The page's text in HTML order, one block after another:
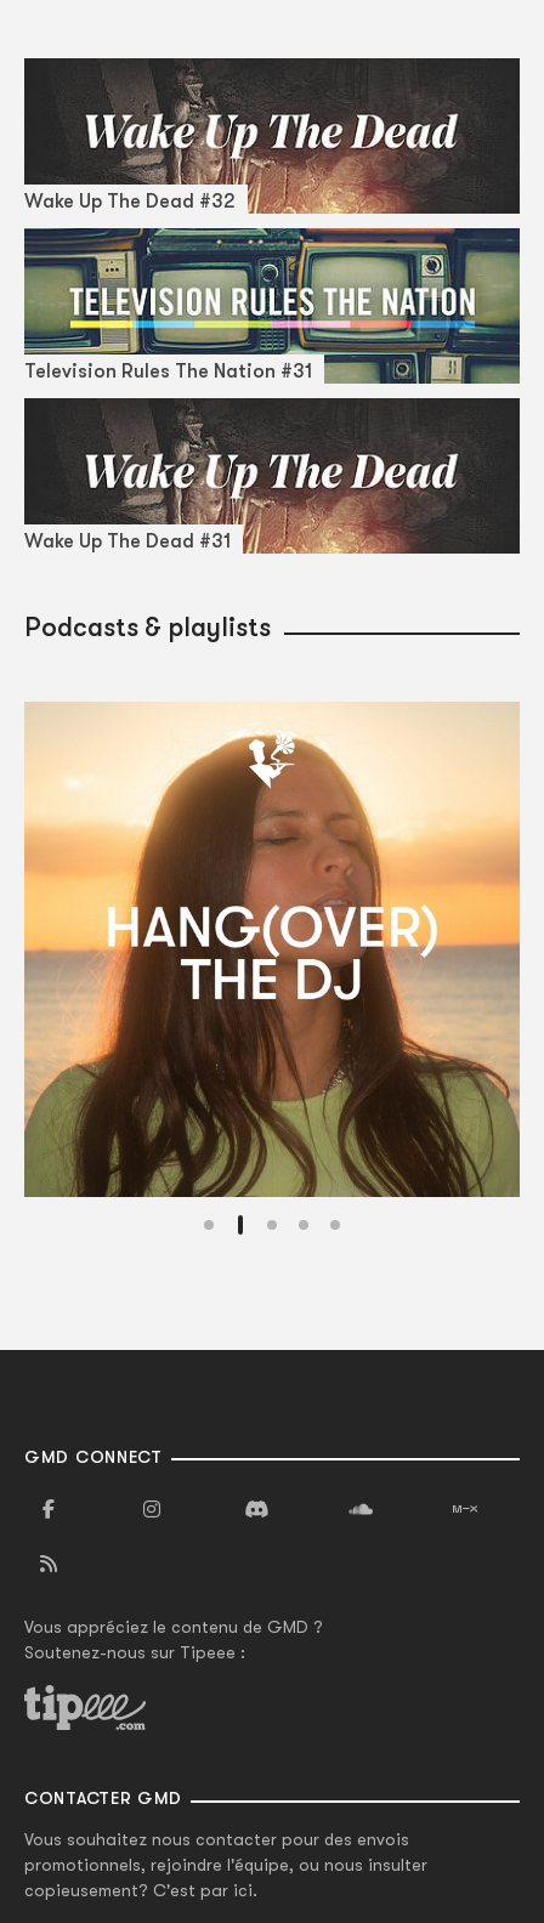
Wake Up The Dead #32
Television Rules The Nation #31
Wake Up The Dead #31
Podcasts & playlists
GMD CONNECT
Vous appréciez le contenu de GMD ?
Soutenez-nous sur Tipeee :
CONTACTER GMD
Vous souhaitez nous contacter pour des envois
promotionnels, rejoindre l'équipe, ou nous insulter
copieusement? C'est par ici.